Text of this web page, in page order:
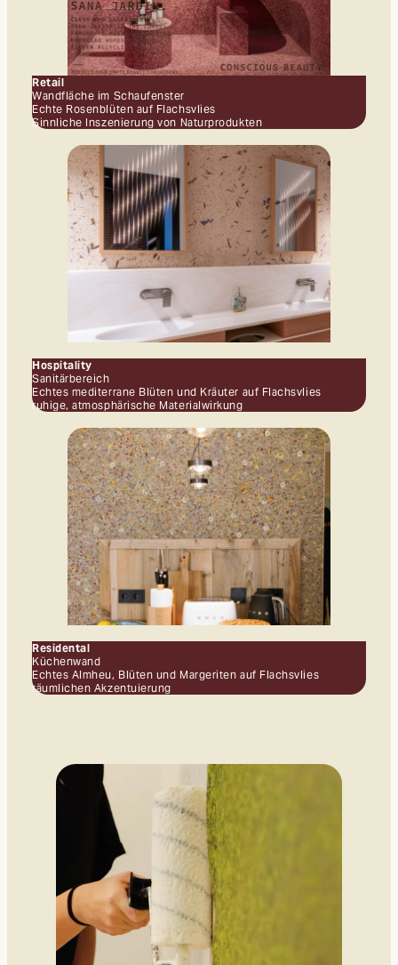
Retail
Wandfläche im Schaufenster
Echte Rosenblüten auf Flachsvlies
Sinnliche Inszenierung von Naturprodukten
Hospitality
Sanitärbereich
Echtes mediterrane Blüten und Kräuter auf Flachsvlies
ruhige, atmosphärische Materialwirkung
Residental
Küchenwand
Echtes Almheu, Blüten und Margeriten auf Flachsvlies
räumlichen Akzentuierung